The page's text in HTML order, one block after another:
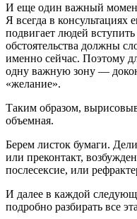
И еще один важный
Я всегда в
подвигает людей
обстоятельства должны
именно сейчас. Поэтому
одну важную зону —
«желание».
Таким образом,
объемная.
Берем листок бумаги.
или преконтакт,
послесексие, или
И далее в каждой
подробно разбирать все